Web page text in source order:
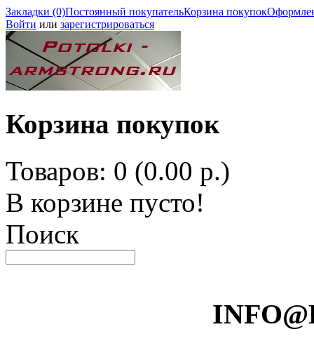
Закладки (0)Постоянный покупательКорзина покупок
Войти или зарегистрироваться
Корзина покупок
Товаров: 0 (0.00 р.)
В корзине пусто!
Поиск